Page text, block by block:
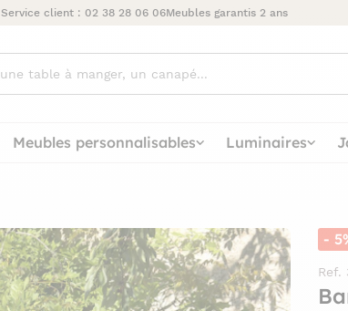
Service client : 02 38 28 06 06Meubles garantis 2 ans
Meubles personnalisables Luminaires
-
Ref.